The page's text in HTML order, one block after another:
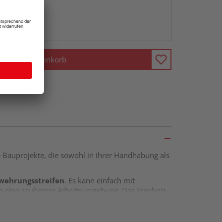
möglich
In den Warenkorb
die sowohl in ihrer Handhabung als
. Es kann einfach mit
sauberere Arbeitsumgebung. Das Ergebnis
Mit ihrer benutzerfreundlichen